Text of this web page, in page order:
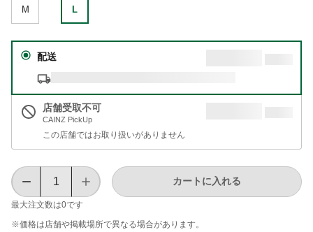
M L
配送
店舗受取不可
CAINZ PickUp
この店舗ではお取り扱いがありません
最大注文数は0です
カートに入れる
※価格は​店舗や​掲載場所で​異なる​場合が​あります。